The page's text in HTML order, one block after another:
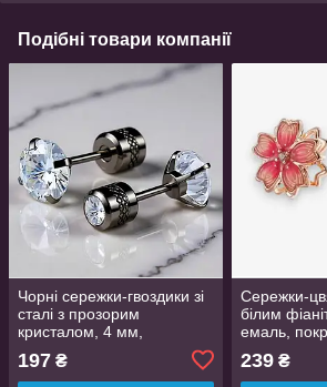
Подібні товари компанії
Чорні сережки-гвоздики зі
сталі з прозорим
кристалом, 4 мм,
універсальний аксесуар
197 ₴
Сережки-
білим
емаль,
239₴